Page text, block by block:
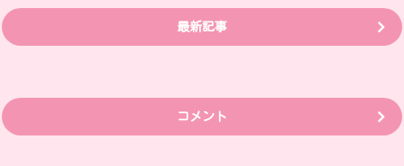
最新記事
コメント